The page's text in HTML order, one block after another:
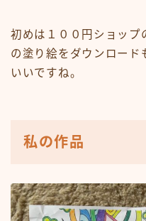
初めは１００円ショップ
の塗り絵をダウンロード
いいですね。
私の作品